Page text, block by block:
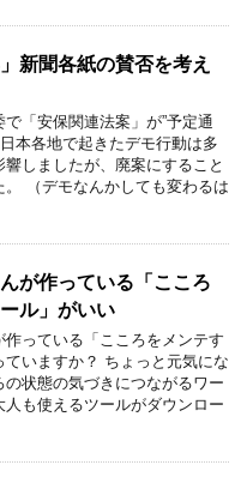
新聞各紙の賛否を考え
で「安保関連法案」が”予定通
本各地で起きたデモ行動は多
しましたが、廃案にすること
。 （デモなんかしても変わるは
が作っている「こころ
ル」がいい
っている「こころをメンテす
ていますか？ ちょっと元気にな
状態の気づきにつながるワー
人も使えるツールがダウンロー